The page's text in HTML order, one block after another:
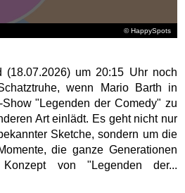
© HappySpots
(18.07.2026) um 20:15 Uhr noch
wenn Mario Barth in
"Legenden der Comedy" zu
Art einlädt. Es geht nicht nur
Sketche, sondern um die
die ganze Generationen
von "Legenden der...